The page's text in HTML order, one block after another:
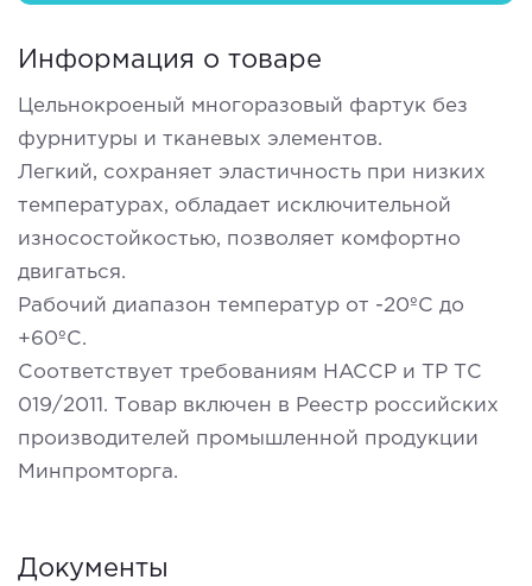
Информация о товаре
Цельнокроеный многоразовый фартук без
фурнитуры и тканевых элементов.
Легкий, сохраняет эластичность при низких
температурах, обладает исключительной
износостойкостью, позволяет комфортно
двигаться.
Рабочий диапазон температур от -20ºС до
+60ºС.
Соответствует требованиям HACCP и ТР ТС
019/2011. Товар включен в Реестр российских
производителей промышленной продукции
Минпромторга.
Документы